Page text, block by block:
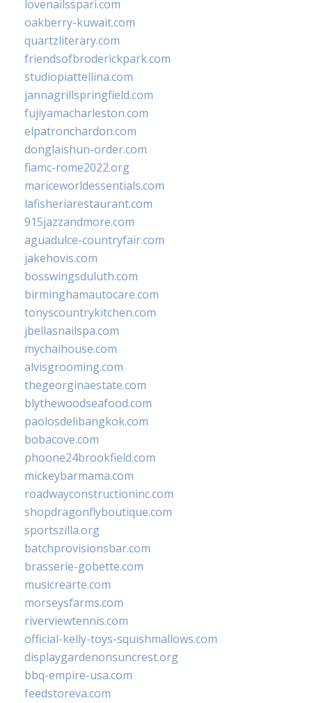
lovenailsspari.com
oakberry-kuwait.com
quartzliterary.com
friendsofbroderickpark.com
studiopiattellina.com
jannagrillspringfield.com
fujiyamacharleston.com
elpatronchardon.com
donglaishun-order.com
fiamc-rome2022.org
mariceworldessentials.com
lafisheriarestaurant.com
915jazzandmore.com
aguadulce-countryfair.com
jakehovis.com
bosswingsduluth.com
birminghamautocare.com
tonyscountrykitchen.com
jbellasnailspa.com
mychaihouse.com
alvisgrooming.com
thegeorginaestate.com
blythewoodseafood.com
paolosdelibangkok.com
bobacove.com
phoone24brookfield.com
mickeybarmama.com
roadwayconstructioninc.com
shopdragonflyboutique.com
sportszilla.org
batchprovisionsbar.com
brasserie-gobette.com
musicrearte.com
morseysfarms.com
riverviewtennis.com
official-kelly-toys-squishmallows.com
displaygardenonsuncrest.org
bbq-empire-usa.com
feedstoreva.com